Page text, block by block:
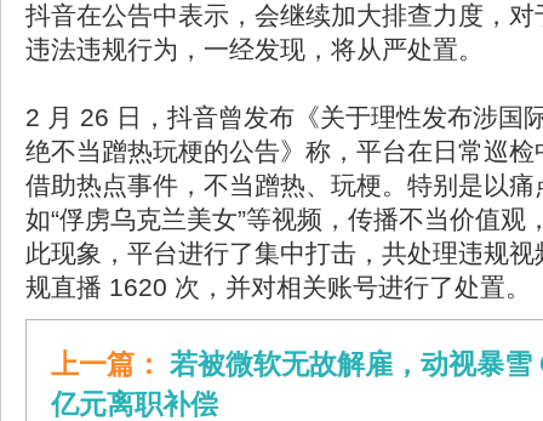
抖音在公告中表示，会继续加大排查力度，
违法违规行为，一经发现，将从严处置。
2 月 26 日，抖音曾发布《关于理性发布涉国
绝不当蹭热玩梗的公告》称，平台在日常巡
借助热点事件，不当蹭热、玩梗。特别是以
如“俘虏乌克兰美女”等视频，传播不当价值观
此现象，平台进行了集中打击，共处理违规
规直播 1620 次，并对相关账号进行了处置。
上一篇： 若被微软无故解雇，动视暴雪
亿元离职补偿